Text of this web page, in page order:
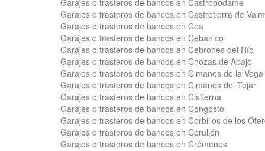
Garajes o trasteros de bancos en Castropodame
Garajes o trasteros de bancos en Castrotierra de
Garajes o trasteros de bancos en Cea
Garajes o trasteros de bancos en Cebanico
Garajes o trasteros de bancos en Cebrones del Río
Garajes o trasteros de bancos en Chozas de Abajo
Garajes o trasteros de bancos en Cimanes de la Vega
Garajes o trasteros de bancos en Cimanes del Tejar
Garajes o trasteros de bancos en Cistierna
Garajes o trasteros de bancos en Congosto
Garajes o trasteros de bancos en Corbillos de los
Garajes o trasteros de bancos en Corullón
Garajes o trasteros de bancos en Crémenes